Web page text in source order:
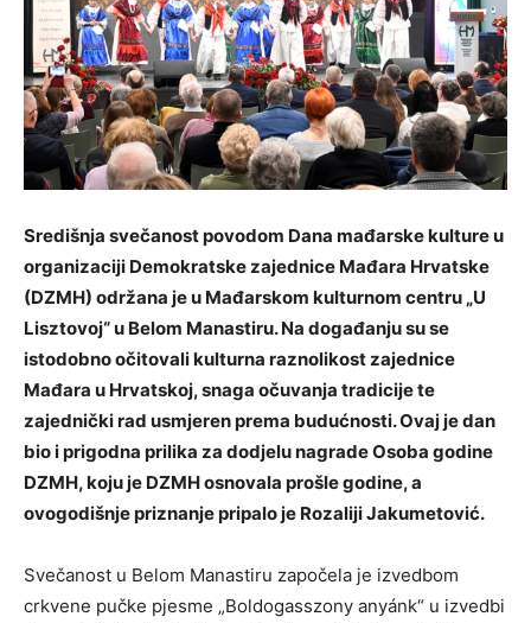
Središnja svečanost povodom Dana mađarske kulture u
organizaciji Demokratske zajednice Mađara Hrvatske
(DZMH) održana je u Mađarskom kulturnom centru „U
Lisztovoj“ u Belom Manastiru. Na događanju su se
istodobno očitovali kulturna raznolikost zajednice
Mađara u Hrvatskoj, snaga očuvanja tradicije te
zajednički rad usmjeren prema budućnosti. Ovaj je dan
bio i prigodna prilika za dodjelu nagrade Osoba godine
DZMH, koju je DZMH osnovala prošle godine, a
ovogodišnje priznanje pripalo je Rozaliji Jakumetović.
Svečanost u Belom Manastiru započela je izvedbom
crkvene pučke pjesme „Boldogasszony anyánk“ u izvedbi